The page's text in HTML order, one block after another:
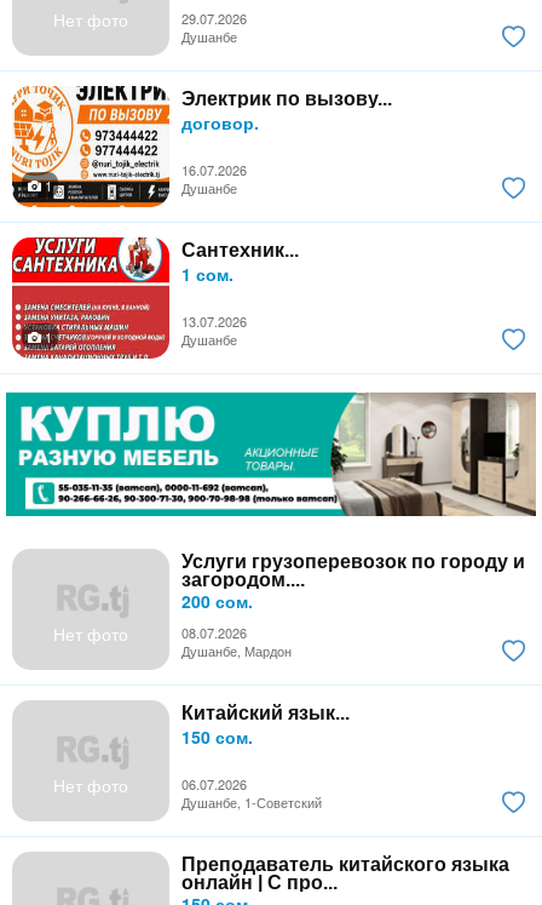
Нет фото
29.07.2026
Душанбе
Электрик по вызову...
договор.
16.07.2026
1
Душанбе
Сантехник...
1 сом.
13.07.2026
1
Душанбе
Нет фото
Услуги грузоперевозок по городу и
загородом....
200 сом.
08.07.2026
Душанбе, Мардон
Нет фото
Китайский язык...
150 сом.
06.07.2026
Душанбе, 1-Советский
Преподаватель китайского языка
онлайн | С про...